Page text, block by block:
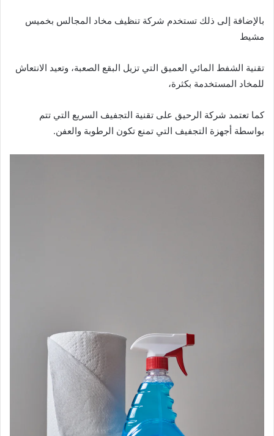
بالإضافة إلى ذلك تستخدم شركة تنظيف مخاد المجالس بخميس
مشيط
تقنية الشفط المائي العميق التي تزيل البقع الصعبة، وتعيد الانتعاش
للمخاد المستخدمة بكثرة،
كما تعتمد شركة الرحيق على تقنية التجفيف السريع التي تتم
بواسطة أجهزة التجفيف التي تمنع تكون الرطوبة والعفن.